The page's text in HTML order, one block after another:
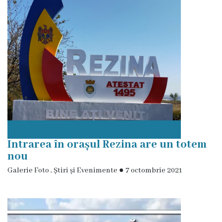
achiziții
Proceduri
Contracte
Licitație
cu
de
vânzare
verbal
Intrarea în orașul Rezina are un totem
nou
Galerie Foto , Știri și Evenimente ● 7 octombrie 2021